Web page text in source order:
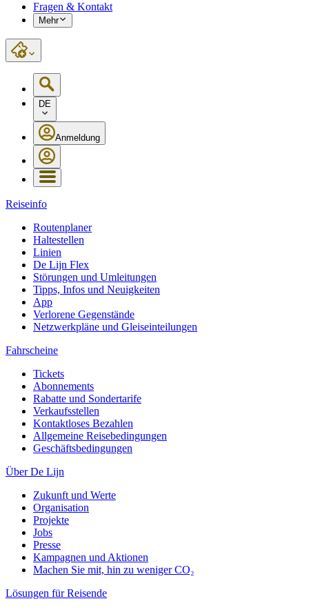
Fragen & Kontakt
Mehr
DE
Anmeldung
Reiseinfo
Routenplaner
Haltestellen
Linien
De Lijn Flex
Störungen und Umleitungen
Tipps, Infos und Neuigkeiten
App
Verlorene Gegenstände
Netzwerkpläne und Gleiseinteilungen
Fahrscheine
Tickets
Abonnements
Rabatte und Sondertarife
Verkaufsstellen
Kontaktloses Bezahlen
Allgemeine Reisebedingungen
Geschäftsbedingungen
Über De Lijn
Zukunft und Werte
Organisation
Projekte
Jobs
Presse
Kampagnen und Aktionen
Machen Sie mit, hin zu weniger CO₂
Lösungen für Reisende